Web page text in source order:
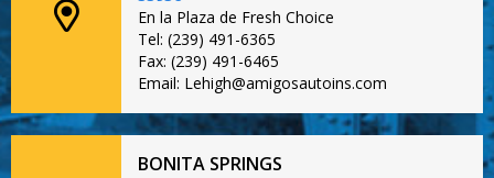
En la Plaza de Fresh Choice
Tel: (239) 491-6365
Fax: (239) 491-6465
Email: Lehigh@amigosautoins.com
BONITA SPRINGS